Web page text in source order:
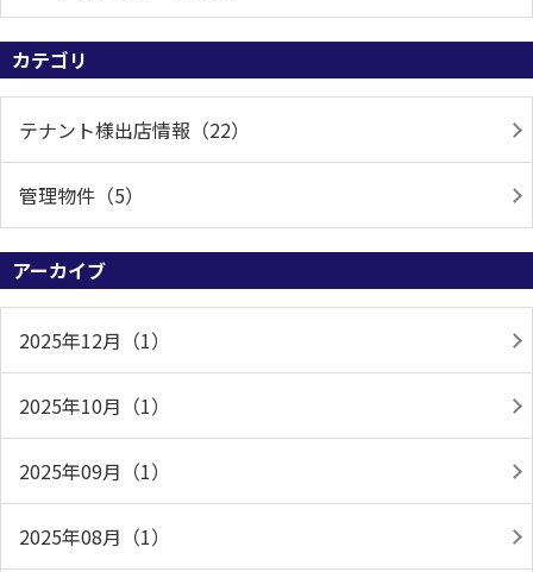
カテゴリ
テナント様出店情報（22）
管理物件（5）
アーカイブ
2025年12月（1）
2025年10月（1）
2025年09月（1）
2025年08月（1）